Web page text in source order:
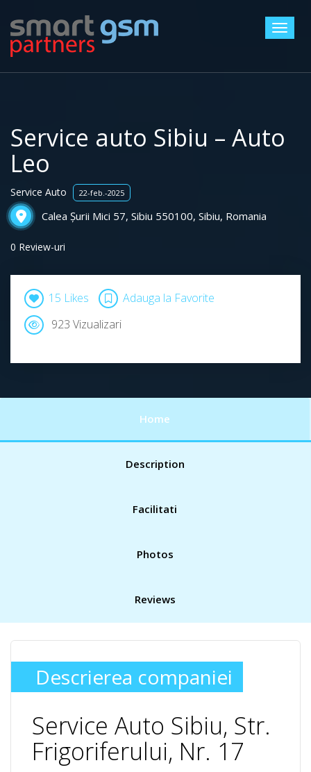
Service auto Sibiu – Auto
Leo
Service Auto 22-feb.-2025
Calea Șurii Mici 57, Sibiu 550100, Sibiu, Romania
0 Review-uri
15 Likes
Adauga la Favorite
923 Vizualizari
Home
Description
Facilitati
Photos
Reviews
Descrierea companiei
Service Auto Sibiu, Str.
Frigoriferului, Nr. 17